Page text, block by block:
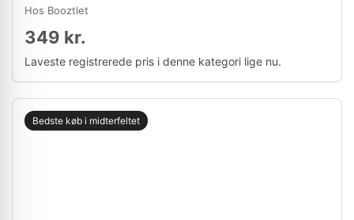
Hos Booztlet
349 kr.
Laveste registrerede pris i denne kategori lige nu.
Bedste køb i midterfeltet